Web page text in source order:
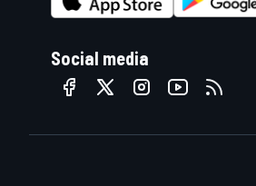
Social media